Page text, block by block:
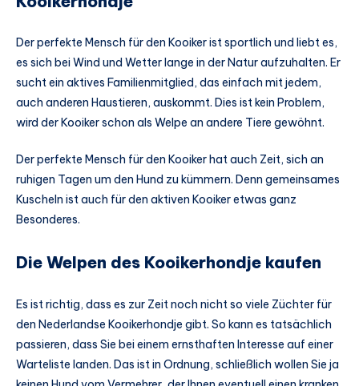
Der perfekte Mensch für den Kooiker ist sportlich und liebt es,
es sich bei Wind und Wetter lange in der Natur aufzuhalten. Er
sucht ein aktives Familienmitglied, das einfach mit jedem,
auch anderen Haustieren, auskommt. Dies ist kein Problem,
wird der Kooiker schon als Welpe an andere Tiere gewöhnt.
Der perfekte Mensch für den Kooiker hat auch Zeit, sich an
ruhigen Tagen um den Hund zu kümmern. Denn gemeinsames
Kuscheln ist auch für den aktiven Kooiker etwas ganz
Besonderes.
Die Welpen des Kooikerhondje kaufen
Es ist richtig, dass es zur Zeit noch nicht so viele Züchter für
den Nederlandse Kooikerhondje gibt. So kann es tatsächlich
passieren, dass Sie bei einem ernsthaften Interesse auf einer
Warteliste landen. Das ist in Ordnung, schließlich wollen Sie ja